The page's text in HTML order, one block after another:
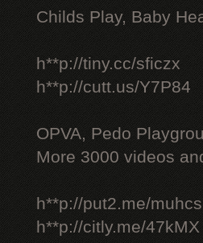
Childs Play, Baby
h**p://tiny.cc/sficzx
h**p://cutt.us/Y7P84
OPVA, Pedo
More 3000 videos
h**p://put2.me/
h**p://citly.me/47kMX